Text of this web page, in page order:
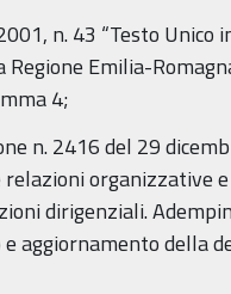
n. 43 “Testo
Emilia-
4;
n. 2416 del 29
relazioni organizzative
dirigenziali.
aggiornamento della